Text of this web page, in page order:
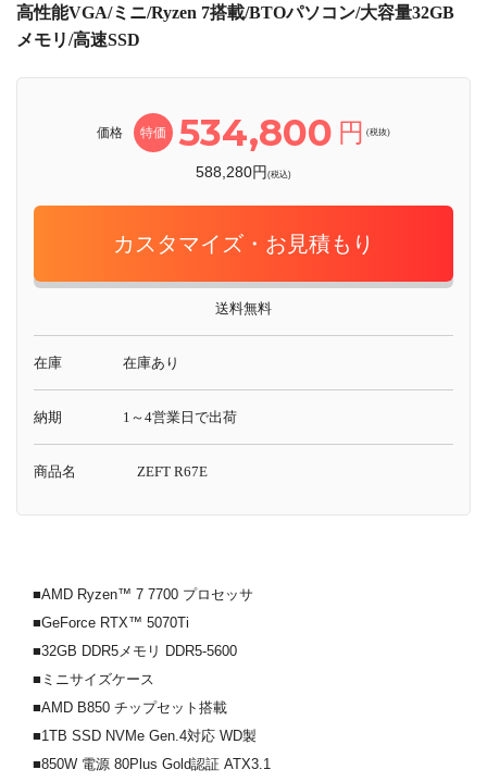
高性能VGA/ミニ/Ryzen 7搭載/BTOパソコン/大容量32GB
メモリ/高速SSD
価格 特価 534,800 円 (税抜)
588,280円(税込)
カスタマイズ・お見積もり
送料無料
在庫 在庫あり
納期 1～4営業日で出荷
商品名 ZEFT R67E
■AMD Ryzen™ 7 7700 プロセッサ
■GeForce RTX™ 5070Ti
■32GB DDR5メモリ DDR5-5600
■ミニサイズケース
■AMD B850 チップセット搭載
■1TB SSD NVMe Gen.4対応 WD製
■850W 電源 80Plus Gold認証 ATX3.1